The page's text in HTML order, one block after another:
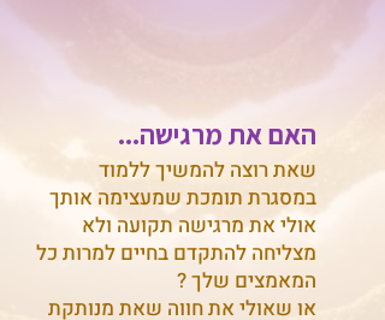
האם את מרגישה...
שאת רוצה להמשיך ללמוד
במסגרת תומכת שמעצימה אותך
אולי את מרגישה תקועה ולא
מצליחה להתקדם בחיים למרות כל
המאמצים שלך ?
או שאולי את חווה שאת מנותקת